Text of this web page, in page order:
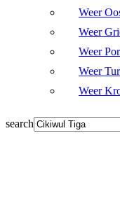
Weer
Weer
Weer
Weer
Weer
search